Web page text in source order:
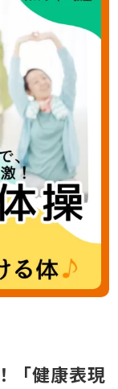
「健康表現